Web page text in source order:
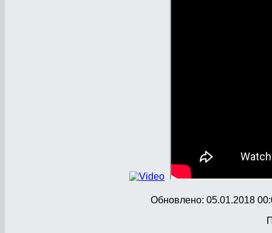
Обновлено: 05.01.2018